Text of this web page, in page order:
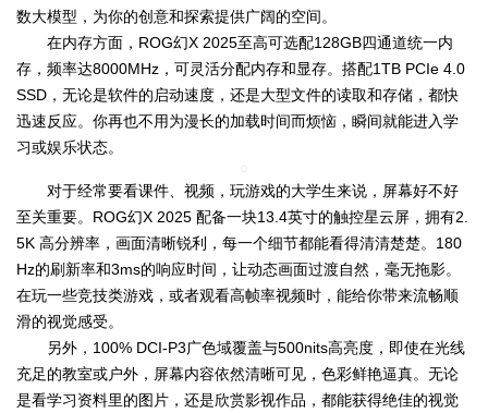
数大模型，为你的创意和探索提供广阔的空间。
在内存方面，ROG幻X 2025至高可选配128GB四通道统一内
存，频率达8000MHz，可灵活分配内存和显存。搭配1TB PCIe 4.0
SSD，无论是软件的启动速度，还是大型文件的读取和存储，都快
迅速反应。你再也不用为漫长的加载时间而烦恼，瞬间就能进入学
习或娱乐状态。
对于经常要看课件、视频，玩游戏的大学生来说，屏幕好不好
至关重要。ROG幻X 2025 配备一块13.4英寸的触控星云屏，拥有2.
5K 高分辨率，画面清晰锐利，每一个细节都能看得清清楚楚。180
Hz的刷新率和3ms的响应时间，让动态画面过渡自然，毫无拖影。
在玩一些竞技类游戏，或者观看高帧率视频时，能给你带来流畅顺
滑的视觉感受。
另外，100% DCI-P3广色域覆盖与500nits高亮度，即使在光线
充足的教室或户外，屏幕内容依然清晰可见，色彩鲜艳逼真。无论
是看学习资料里的图片，还是欣赏影视作品，都能获得绝佳的视觉